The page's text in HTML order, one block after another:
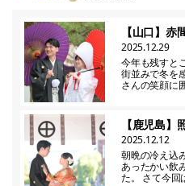
【山口】赤
2025.12.29
今年も残すと
街並みで冬を
さんの笑顔に
【鹿児島】
2025.12.12
朝晩の冷え込
あったかい飲
た。 さて今回